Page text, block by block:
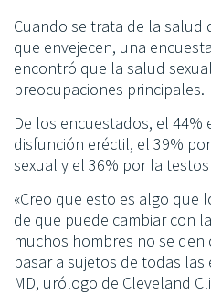
Cuando se trata de la salud
que envejecen, una
encontró que la salud
preocupaciones principales.
De los encuestados, el
disfunción eréctil, el 39%
sexual y el 36% por la
«Creo que esto es algo que
de que puede cambiar con
muchos hombres no se
pasar a sujetos de todas las
MD, urólogo de Cleveland